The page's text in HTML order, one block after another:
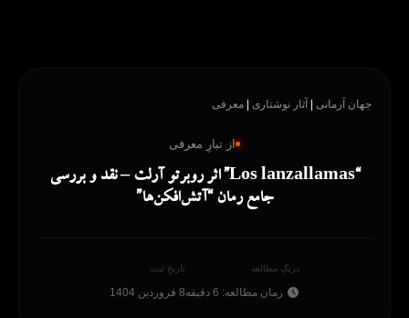
جهان آرمانی| آثار نوشتاری| معرفی
از تبارِ معرفی
“Los lanzallamas” اثر روبرتو آرلت – نقد و بررسی
جامع رمان “آتش‌افکن‌ها”
درنگِ مطالعه
زمان مطالعه: 6 دقیقه
تاریخِ ثبت
8 فروردین 1404